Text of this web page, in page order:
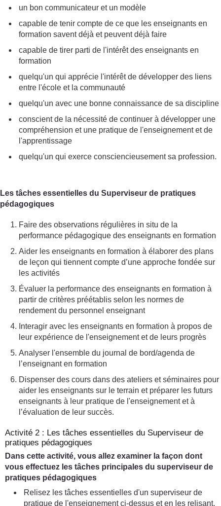
un bon communicateur et un modèle
capable de tenir compte de ce que les enseignants en
formation savent déjà et peuvent déjà faire
capable de tirer parti de l'intérêt des enseignants en
formation
quelqu'un qui apprécie l'intérêt de développer des liens
entre l'école et la communauté
quelqu'un avec une bonne connaissance de sa discipline
conscient de la nécessité de continuer à développer une
compréhension et une pratique de l'enseignement et de
l'apprentissage
quelqu'un qui exerce consciencieusement sa profession.
Les tâches essentielles du Superviseur de pratiques
pédagogiques
Faire des observations régulières in situ de la
performance pédagogique des enseignants en formation
Aider les enseignants en formation à élaborer des plans
de leçon qui tiennent compte d’une approche fondée sur
les activités
Évaluer la performance des enseignants en formation à
partir de critères préétablis selon les normes de
rendement du personnel enseignant
Interagir avec les enseignants en formation à propos de
leur expérience de l'enseignement et de leurs progrès
Analyser l'ensemble du journal de bord/agenda de
l’enseignant en formation
Dispenser des cours dans des ateliers et séminaires pour
aider les enseignants sur le terrain et préparer les futurs
enseignants à leur pratique de l'enseignement et à
l’évaluation de leur succès.
Activité 2 : Les tâches essentielles du Superviseur de
pratiques pédagogiques
Dans cette activité, vous allez examiner la façon dont
vous effectuez les tâches principales du superviseur de
pratiques pédagogiques
Relisez les tâches essentielles d'un superviseur de
pratique de l'enseignement ci-dessus et en les relisant,